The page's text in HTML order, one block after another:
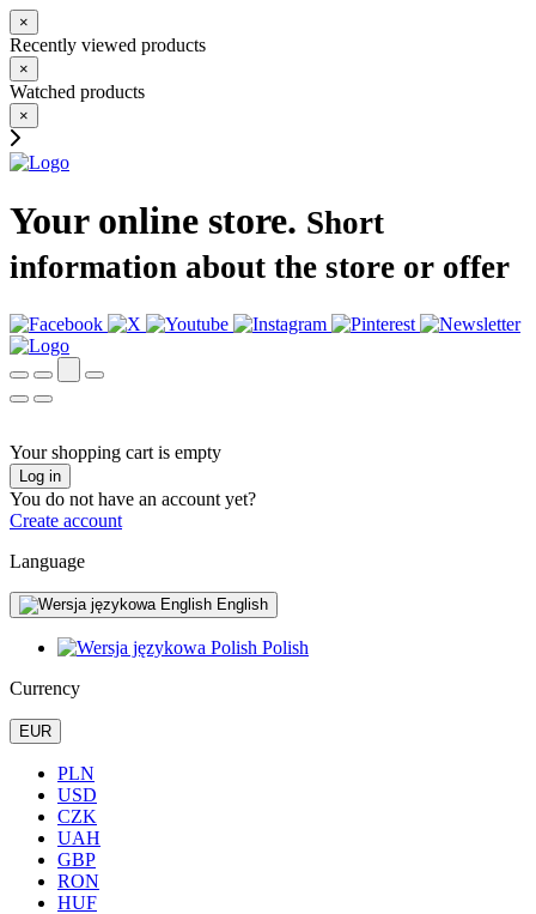
×
Recently viewed products
×
Watched products
×
Your online store. Short
information about the store or offer
Your shopping cart is empty
Log in
You do not have an account yet?
Create account
Language
English
Polish
Currency
EUR
PLN
USD
CZK
UAH
GBP
RON
HUF